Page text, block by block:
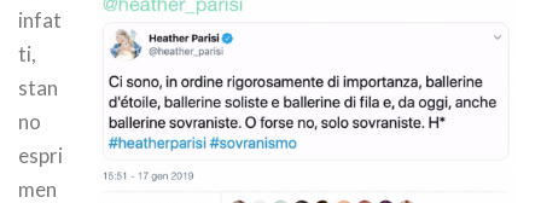
infat
ti,
stan
no
espri
men